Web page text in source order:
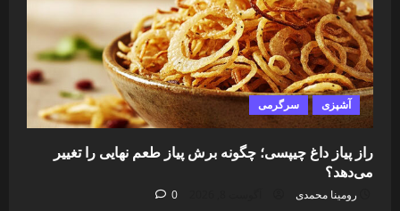
آشپزی سرگرمی
راز پیاز داغ چیپسی؛ چگونه برش پیاز طعم نهایی را تغییر
می‌دهد؟
رومینا محمدی 0